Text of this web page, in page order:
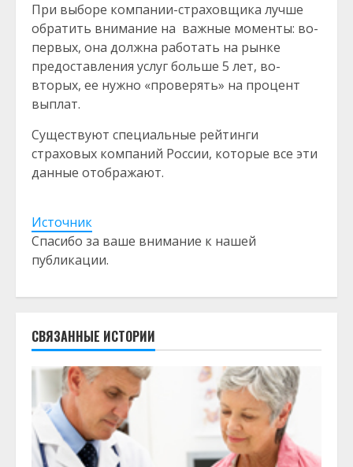
При выборе компании-страховщика лучше
обратить внимание на важные моменты: во-
первых, она должна работать на рынке
предоставления услуг больше 5 лет, во-
вторых, ее нужно «проверять» на процент
выплат.
Существуют специальные рейтинги
страховых компаний России, которые все эти
данные отображают.
Источник
Спасибо за ваше внимание к нашей
публикации.
СВЯЗАННЫЕ ИСТОРИИ